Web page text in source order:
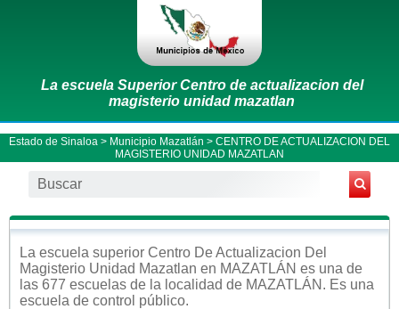
La escuela Superior Centro de actualizacion del
magisterio unidad mazatlan
Estado de Sinaloa > Municipio Mazatlán > CENTRO DE ACTUALIZACION DEL
MAGISTERIO UNIDAD MAZATLAN
La escuela superior Centro De Actualizacion Del
Magisterio Unidad Mazatlan en MAZATLÁN es una de
las 677 escuelas de la localidad de MAZATLÁN . Es una
escuela de control público.